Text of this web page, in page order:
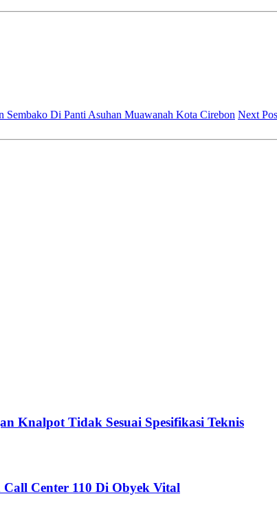
Di Panti Asuhan Muawanah Kota Cirebon Next
Knalpot Tidak Sesuai Spesifikasi Teknis
Call Center 110 Di Obyek Vital